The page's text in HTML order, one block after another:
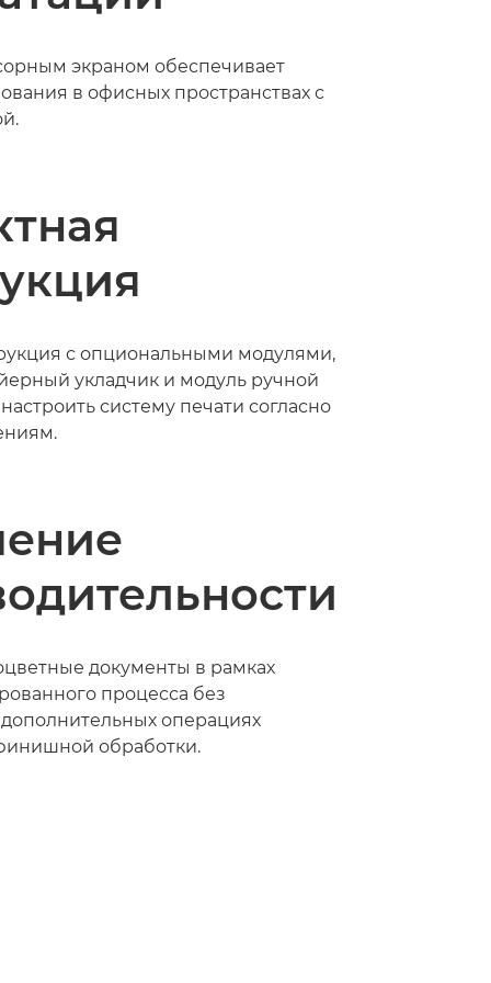
экраном обеспечивает
в офисных пространствах с
с опциональными модулями,
укладчик и модуль ручной
систему печати согласно
документы в рамках
процесса без
операциях
обработки.